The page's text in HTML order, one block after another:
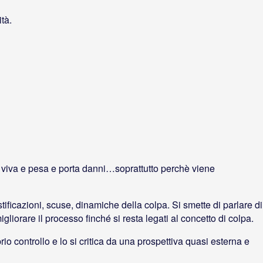
e pesa e porta danni…soprattutto perchè viene
scuse, dinamiche della colpa. Si smette di parlare di
il processo finché si resta legati al concetto di colpa.
controllo e lo si critica da una prospettiva quasi esterna e